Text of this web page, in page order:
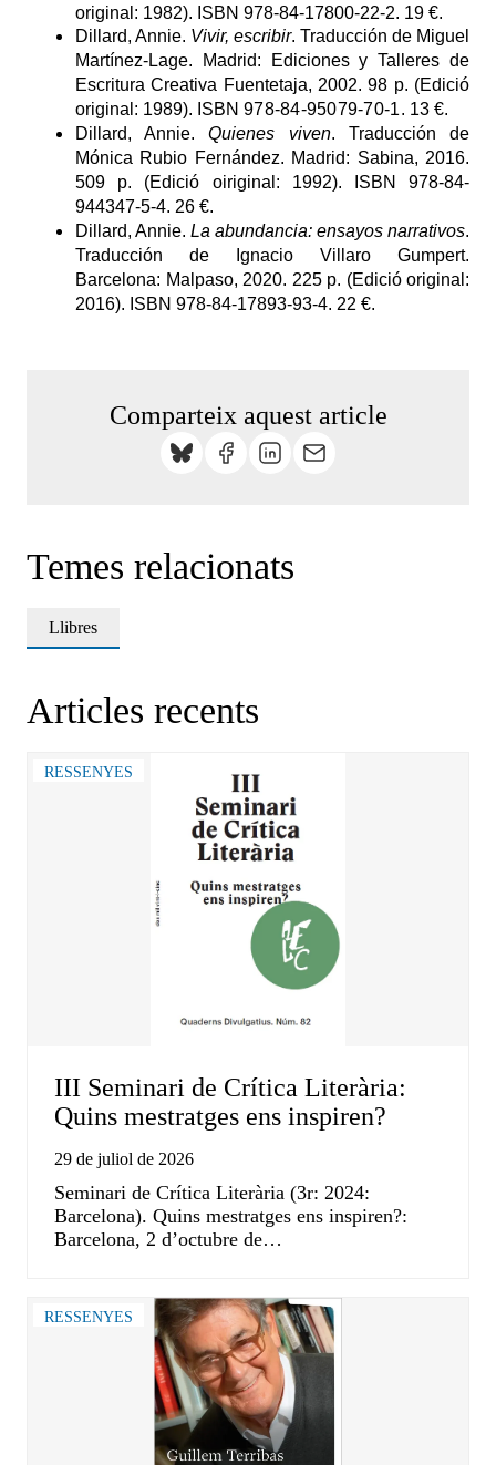
original: 1982). ISBN 978-84-17800-22-2. 19 €.
Dillard, Annie. Vivir, escribir. Traducción de Miguel
Martínez-Lage. Madrid: Ediciones y Talleres de
Escritura Creativa Fuentetaja, 2002. 98 p. (Edició
original: 1989). ISBN 978-84-95079-70-1. 13 €.
Dillard, Annie.Quienes viven. Traducción de
Mónica Rubio Fernández. Madrid: Sabina, 2016.
509 p. (Edició oiriginal: 1992). ISBN 978-84-
944347-5-4. 26 €.
Dillard, Annie. La abundancia: ensayos narrativos.
Traducción de Ignacio Villaro Gumpert.
Barcelona: Malpaso, 2020. 225 p. (Edició original:
2016). ISBN 978-84-17893-93-4. 22 €.
Comparteix aquest article
Temes relacionats
Llibres
Articles recents
RESSENYES
III Seminari de Crítica Literària:
Quins mestratges ens inspiren?
29 de juliol de 2026
Seminari de Crítica Literària (3r: 2024:
Barcelona). Quins mestratges ens inspiren?:
Barcelona, 2 d’octubre de…
RESSENYES